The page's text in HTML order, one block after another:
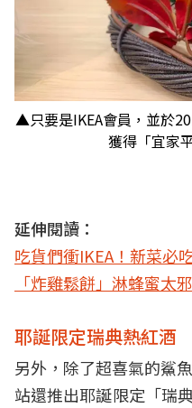
▲只要是IKEA會員，並於
獲得「宜家
延伸閱讀：
吃貨們衝IKEA！新菜必
「炸雞鬆餅」淋蜂蜜太
耶誕限定瑞典熱紅酒
另外，除了超喜氣的鯊
站還推出耶誕限定「瑞